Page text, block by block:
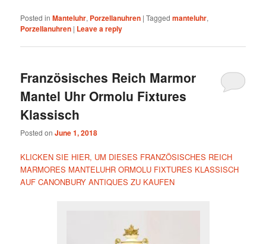
Posted in Manteluhr, Porzellanuhren |Tagged manteluhr,
Porzellanuhren | Leave a reply
Französisches Reich Marmor
Mantel Uhr Ormolu Fixtures
Klassisch
Posted onJune 1, 2018
KLICKEN SIE HIER, UM DIESES FRANZÖSISCHES REICH
MARMORES MANTELUHR ORMOLU FIXTURES KLASSISCH
AUF CANONBURY ANTIQUES ZU KAUFEN